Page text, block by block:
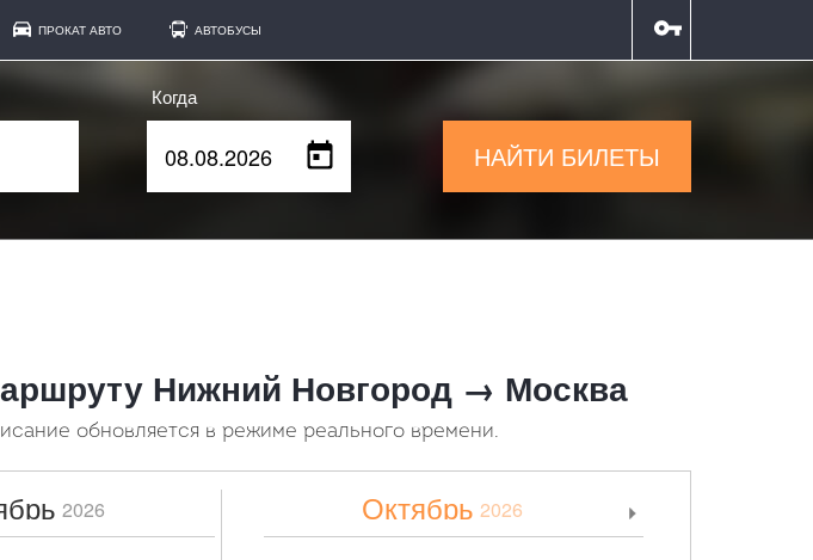
ПРОКАТ АВТО АВТОБУСЫ
Когда
НАЙТИ БИЛЕТЫ
Нижний Новгород → Москва
обновляется в режиме реального времени.
2026 Октябрь 2026